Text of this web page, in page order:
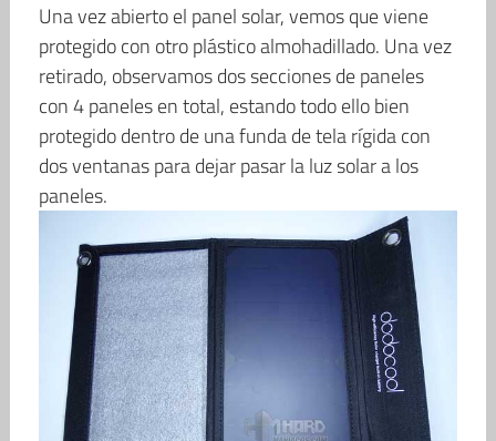
Una vez abierto el panel solar, vemos que viene
protegido con otro plástico almohadillado. Una vez
retirado, observamos dos secciones de paneles
con 4 paneles en total, estando todo ello bien
protegido dentro de una funda de tela rígida con
dos ventanas para dejar pasar la luz solar a los
paneles.